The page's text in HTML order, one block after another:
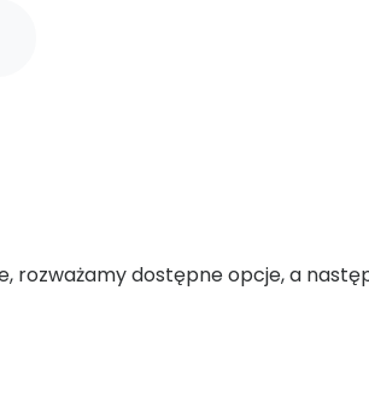
rozważamy dostępne opcje, a